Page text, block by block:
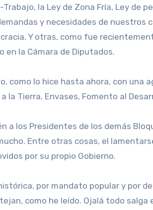
Trabajo, la Ley de Zona Fría, Ley de
y necesidades de nuestros
Y otras, como fue
en la Cámara de Diputados.
como lo hice hasta ahora, con una
la Tierra, Envases, Fomento al
a los Presidentes de los demás
Entre otras cosas, el
por su propio Gobierno.
por mandato popular y por
como he leído. Ojalá todo